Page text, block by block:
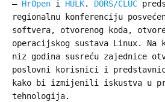
– HrOpen i HULK. DORS/CLUC
regionalnu konferenciju
softvera, otvorenog koda,
operacijskog sustava Linux. Na
niz godina susreću zajednice
poslovni korisnici i
kako bi izmijenili iskustva u
tehnologija.